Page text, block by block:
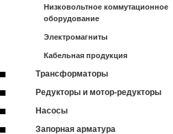
Низковольтное коммутационное
оборудование
Электромагниты
Кабельная продукция
Трансформаторы
Редукторы и мотор-редукторы
Насосы
Запорная арматура